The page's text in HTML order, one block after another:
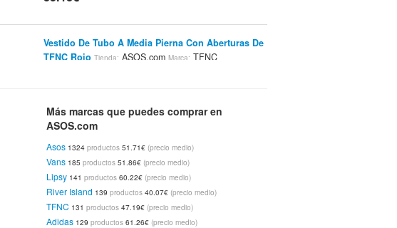
Vestido De Tubo A Media Pierna Con Aberturas De
TFNC Rojo Tienda: ASOS.com Marca: TFNC
Fular Extragrande Con Borlas Y Bordados Hechos
A Mano De ASOS Crema
Asos
35.13€
Camiseta Con Espalda Abierta Y Calavera Pretty De
Sauce Avena Tienda:ASOS.comMarca:
35.13€
Más marcas que puedes comprar en
ASOS.com
Asos 1324productos 51.71€ (precio medio)
Vans 185productos 51.86€ (precio medio)
Lipsy 141productos 60.22€ (precio medio)
River Island 139productos 40.07€ (precio medio)
TFNC 131productos 47.19€ (precio medio)
Adidas 129productos 61.26€ (precio medio)